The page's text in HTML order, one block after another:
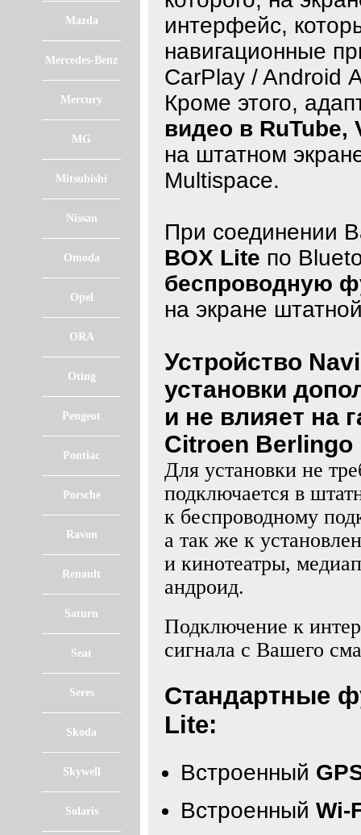
Mazda
Mercedes-Benz
Mercury
MG
Mitsubishi
Nissan
Omoda
Opel
ORA
Oting
Peugeot
Pontiac
Porsche
Ravon
Renault
Saturn
Seat
Seres
Skoda
Skywell
Solaris
интерфейс,
навигационные
CarPlay / Android
Кроме этого,
видео в RuTube,
на штатном
Multispace.
При соединении
BOX Lite по
беспроводную
на экране
Устройство
установки
и не влияет на
Citroen Berlingo
Для установки не
подключается в
к беспроводному
а так же к
и кинотеатры,
андроид.
Подключение к
сигнала с Вашего
Стандартные
Lite:
Встроенный
Встроенный Wi-